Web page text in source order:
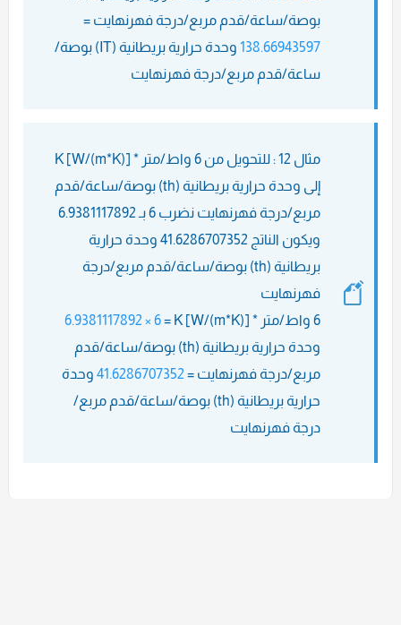
بوصة/ساعة/قدم مربع/درجة فهرنهايت =
138.66943597
وحدة حرارية بريطانية (IT) بوصة/
ساعة/قدم مربع/درجة فهرنهايت
مثال 12 : للتحويل من 6 واط/متر * K [W/(m*K)]
إلى وحدة حرارية بريطانية (th) بوصة/ساعة/قدم
مربع/درجة فهرنهايت نضرب 6 بـ 6.9381117892
ويكون الناتج 41.6286707352 وحدة حرارية
بريطانية (th) بوصة/ساعة/قدم مربع/درجة
فهرنهايت
6 واط/متر * K [W/(m*K)] =
6 × 6.9381117892
وحدة حرارية بريطانية (th) بوصة/ساعة/قدم
مربع/درجة فهرنهايت = 41.6286707352 وحدة
حرارية بريطانية (th) بوصة/ساعة/قدم مربع/
درجة فهرنهايت